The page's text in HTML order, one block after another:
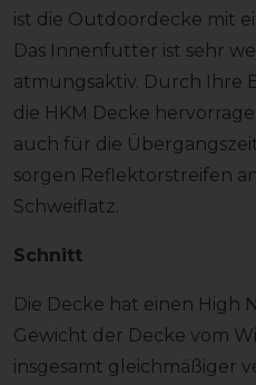
ist die Outdoordecke mit
Das Innenfutter ist sehr
atmungsaktiv. Durch Ihre
die HKM Decke
auch für die
sorgen Reflektorstreifen
Schweiflatz.
Schnitt
Die Decke hat einen High
Gewicht der Decke vom
insgesamt gleichmäßiger